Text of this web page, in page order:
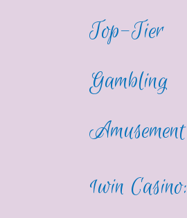
Top-Tier
Gambling
Amusement
1win Casino: